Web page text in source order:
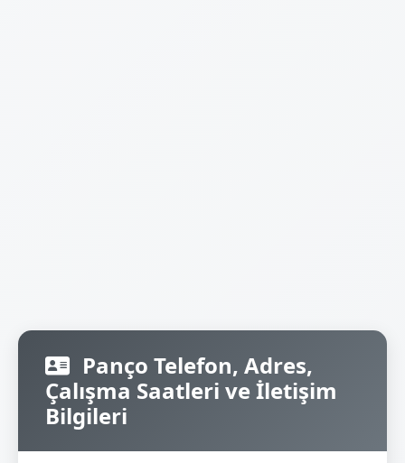
Panço Telefon, Adres,
Çalışma Saatleri ve İletişim
Bilgileri